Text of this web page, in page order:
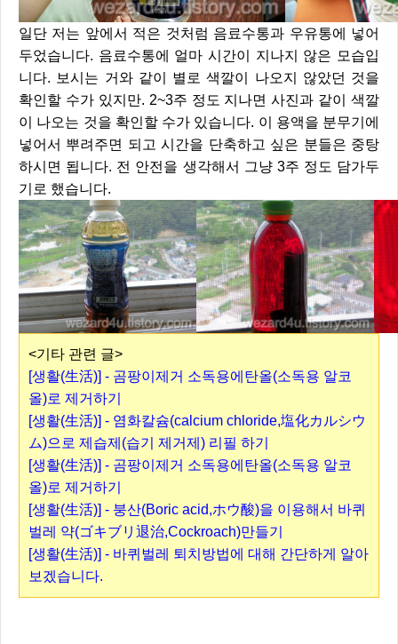
일단 저는 앞에서 적은 것처럼 음료수통과 우유통에 넣어
두었습니다. 음료수통에 얼마 시간이 지나지 않은 모습입
니다. 보시는 거와 같이 별로 색깔이 나오지 않았던 것을
확인할 수가 있지만. 2~3주 정도 지나면 사진과 같이 색깔
이 나오는 것을 확인할 수가 있습니다. 이 용액을 분무기에
넣어서 뿌려주면 되고 시간을 단축하고 싶은 분들은 중탕
하시면 됩니다. 전 안전을 생각해서 그냥 3주 정도 담가두
기로 했습니다.
<기타 관련 글>
[생활(生活)] - 곰팡이제거 소독용에탄올(소독용 알코
올)로 제거하기
[생활(生活)] - 염화칼슘(calcium chloride,塩化カルシウ
ム)으로 제습제(습기 제거제) 리필 하기
[생활(生活)] - 곰팡이제거 소독용에탄올(소독용 알코
올)로 제거하기
[생활(生活)] - 붕산(Boric acid,ホウ酸)을 이용해서 바퀴
벌레 약(ゴキブリ退治,Cockroach)만들기
[생활(生活)] - 바퀴벌레 퇴치방법에 대해 간단하게 알아
보겠습니다.